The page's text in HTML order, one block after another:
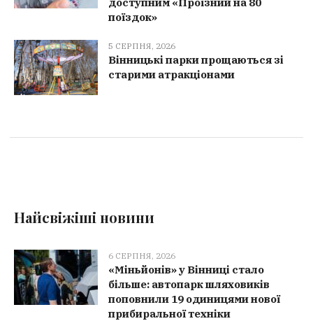
поїздок»
5 СЕРПНЯ, 2026
Вінницькі парки прощаються зі
старими атракціонами
Найсвіжіші новини
6 СЕРПНЯ, 2026
«Міньйонів» у Вінниці стало
більше: автопарк шляховиків
поповнили 19 одиницями нової
прибиральної техніки